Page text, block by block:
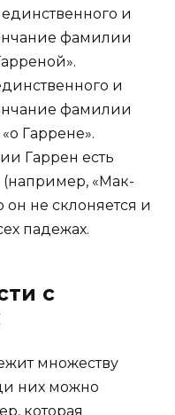
и
фамилии
и
фамилии
Гаррене».
Гаррен есть
«Мак-
он не склоняется и
падежах.
с
множеству
них можно
которая